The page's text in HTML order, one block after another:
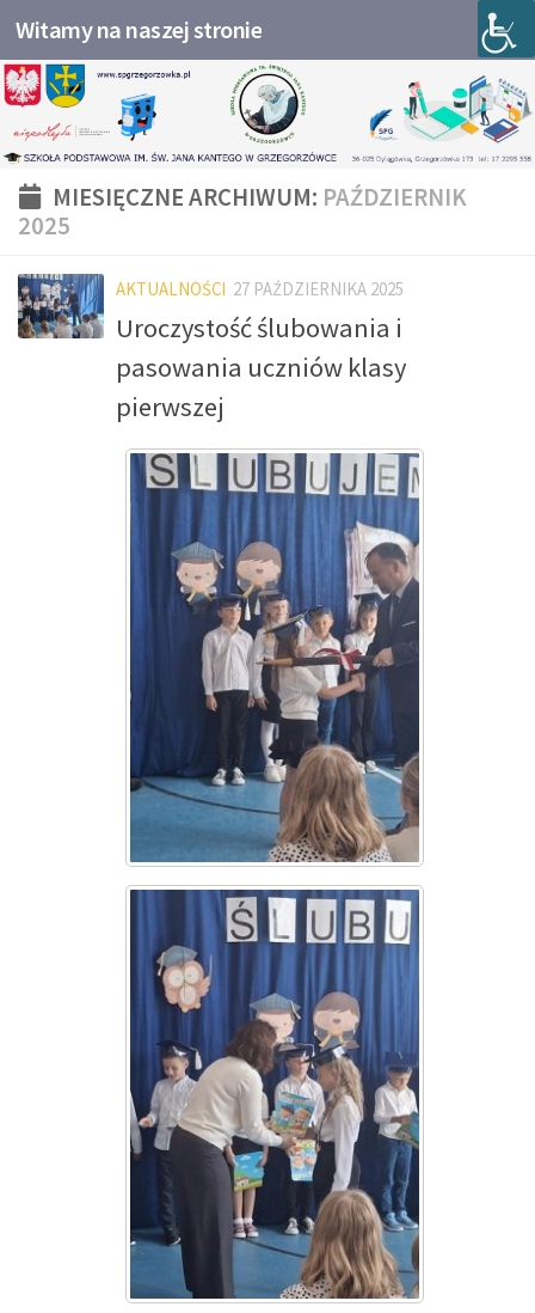
Przejdź do treści
Witamy na naszej stronie
MIESIĘCZNE ARCHIWUM: PAŹDZIERNIK
2025
AKTUALNOŚCI 27 PAŹDZIERNIKA 2025
Uroczystość ślubowania i
pasowania uczniów klasy
pierwszej